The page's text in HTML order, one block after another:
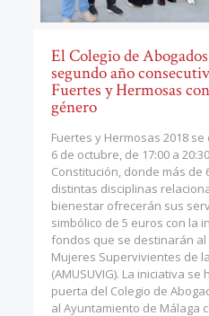
El Colegio de
segundo año
Fuertes y Hermosas
género
Fuertes y Hermosas 2018
6 de octubre, de 17:00 a
Constitución, donde más de
distintas disciplinas
bienestar ofrecerán sus
simbólico de 5 euros con la
fondos que se destinarán al
Mujeres Supervivientes de
(AMUSUVIG). La iniciativa
puerta del Colegio de
al Ayuntamiento de Málaga